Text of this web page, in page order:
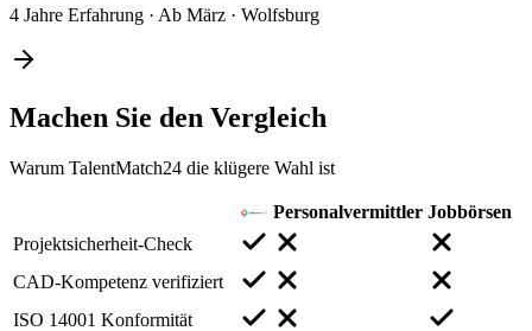
4 Jahre Erfahrung · Ab März · Wolfsburg
Machen Sie den Vergleich
Warum TalentMatch24 die klügere Wahl ist
Personalvermittler Jobbörsen
Projektsicherheit-Check
CAD-Kompetenz verifiziert
ISO 14001 Konformität